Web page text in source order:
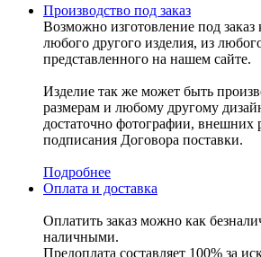
Производство под заказ
Возможно изготовление под заказ
любого другого изделия, из
представленного на нашем сайте.
Изделие так же может быть
размерам и любому другому
достаточно фотографии, внешних
подписания Договора поставки.
Подробнее
Оплата и доставка
Оплатить заказ можно как
наличными.
Предоплата составляет 100% за